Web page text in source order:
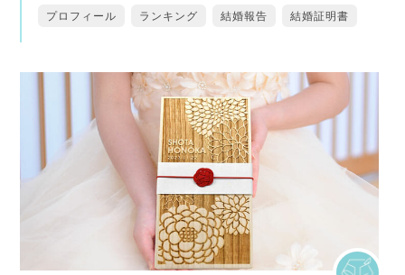
プロフィール ランキング 結婚報告 結婚証明書